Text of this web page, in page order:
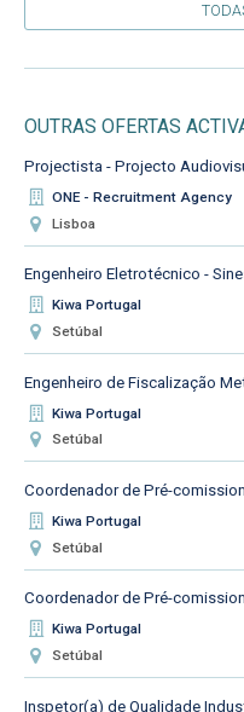
OUTRAS OFERTAS
Projectista - Projecto
ONE - Recruitment Agency
Lisboa
Engenheiro Eletrotécnico -
Kiwa Portugal
Setúbal
Engenheiro de Fiscalização
Kiwa Portugal
Setúbal
Coordenador de Pré-
Kiwa Portugal
Setúbal
Coordenador de Pré-
Kiwa Portugal
Setúbal
Inspetor(a) de Qualidade